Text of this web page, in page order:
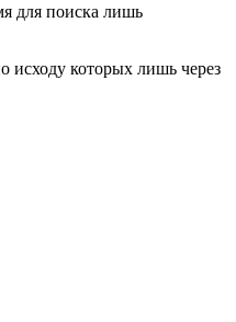
для поиска лишь
исходу которых лишь через